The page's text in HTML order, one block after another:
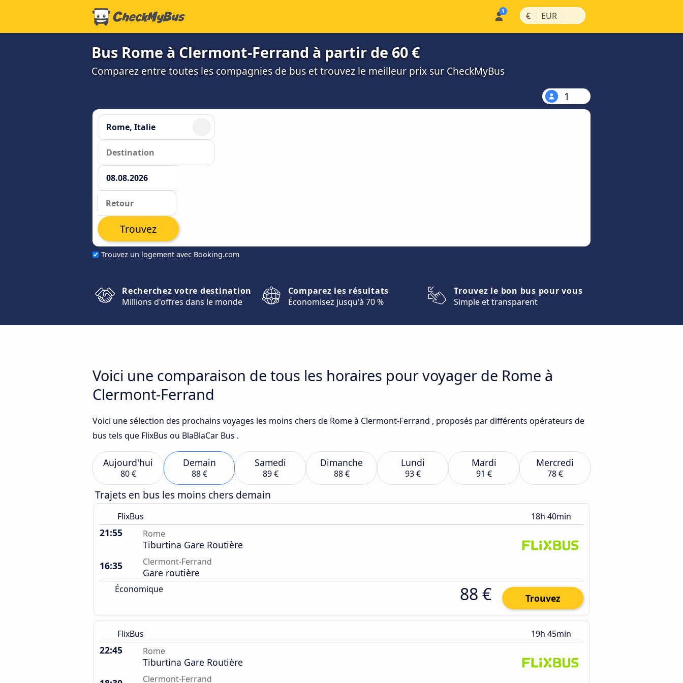
€ | EUR |
Bus Rome à Clermont-Ferrand à partir de 60 €
Comparez entre toutes les compagnies de bus et trouvez le meilleur prix sur CheckMyBus
1
Trouvez un logement avec Booking.com
Trouvez
Recherchez votre destination
Millions d'offres dans le monde
Comparez les résultats
Économisez jusqu'à 70 %
Trouvez le bon bus pour vous
Simple et transparent
Voici une comparaison de tous les horaires pour voyager de Rome à
Clermont-Ferrand
Voici une sélection des prochains voyages les moins chers de Rome à Clermont-Ferrand , proposés par différents opérateurs de
bus tels que FlixBus ou BlaBlaCar Bus .
Aujourd'hui
80 €
Demain
88 €
Samedi
89 €
Dimanche
88 €
Lundi
93 €
Mardi
91 €
Mercredi
78 €
Trajets en bus les moins chers demain
FlixBus 18h 40min
21:55 Rome
Tiburtina Gare Routière
16:35
Clermont-Ferrand
Gare routière
Économique 88 € Trouvez
FlixBus 19h 45min
22:45 Rome
Tiburtina Gare Routière
Clermont-Ferrand